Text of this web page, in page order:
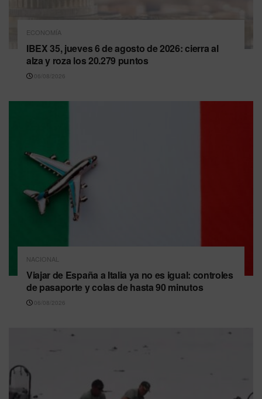
ECONOMÍA
IBEX 35, jueves 6 de agosto de 2026: cierra al
alza y roza los 20.279 puntos
06/08/2026
NACIONAL
Viajar de España a Italia ya no es igual: controles
de pasaporte y colas de hasta 90 minutos
06/08/2026